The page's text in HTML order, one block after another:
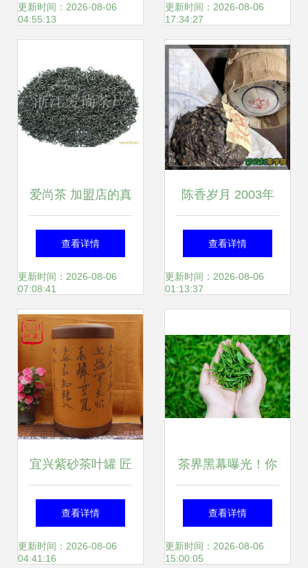
更新时间：2026-08-06
04:55:13
叶内卷到奶源革
命，原料战进入新
高度
更新时间：2026-08-06
17:34:27
爱尚茶 加盟店的真
实体验与茶叶品质
全解析
查看详情
更新时间：2026-08-06
07:08:41
陈香岁月 2003年
福海茶厂勐海七子
饼与玉润女儿茶探
查看详情
更新时间：2026-08-06
01:13:37
宜兴紫砂茶叶罐 匠
心独运的醒茶之
器，收藏与品味的
查看详情
更新时间：2026-08-06
04:41:16
茶界黑幕曝光！你
喝下的每一口茶，
都可能藏着这个致
查看详情
更新时间：2026-08-06
15:00:05